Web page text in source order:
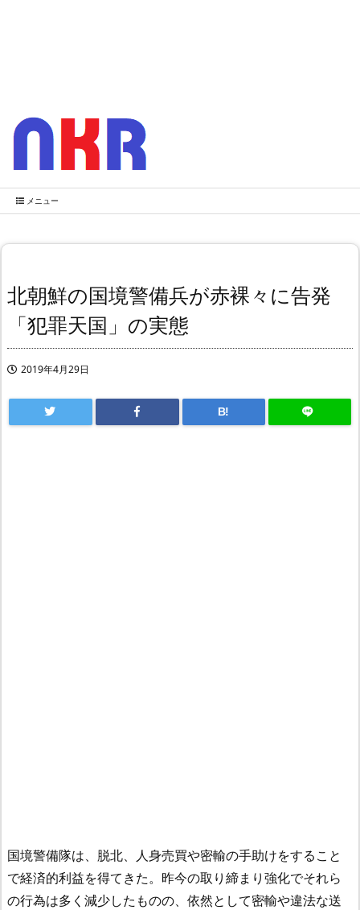
メニュー
北朝鮮の国境警備兵が赤裸々に告発
「犯罪天国」の実態
2019年4月29日
B!
国境警備隊は、脱北、人身売買や密輸の手助けをすること
で経済的利益を得てきた。昨今の取り締まり強化でそれら
の行為は多く減少したものの、依然として密輸や違法な送